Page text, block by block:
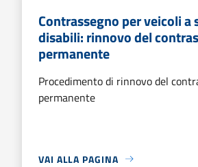
Contrassegno per veicoli a
disabili: rinnovo del
permanente
Procedimento di rinnovo del
permanente
VAI ALLA PAGINA